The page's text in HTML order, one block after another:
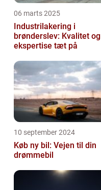
06 marts 2025
Industrilakering i
brønderslev: Kvalitet og
ekspertise tæt på
10 september 2024
Køb ny bil: Vejen til din
drømmebil